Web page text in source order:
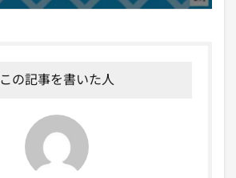
この記事を書いた人